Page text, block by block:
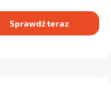
Sprawdź teraz